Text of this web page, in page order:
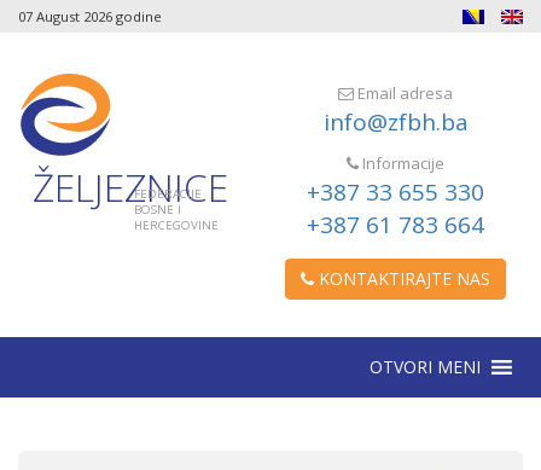
07 August 2026 godine
ŽELJEZNICE
FEDERACIJE
BOSNE I
HERCEGOVINE
Email adresa
info@zfbh.ba
Informacije
+387 33 655 330
+387 61 783 664
KONTAKTIRAJTE NAS
OTVORI MENI